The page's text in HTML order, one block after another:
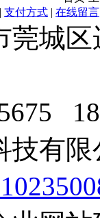
| 支付方式 | 在线留言
莞城
技有